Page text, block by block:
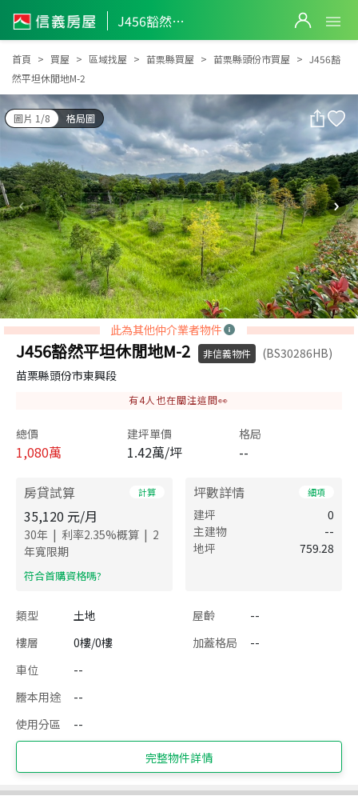
J456豁然平坦休閒地M-2
J456豁然平坦休閒地M-2
首頁 買屋 區域找屋 苗栗縣買屋 苗栗縣頭份市買屋
J456豁
然平坦休閒地M-2
圖片 1/8 格局圖
此為其他仲介業者物件
J456豁然平坦休閒地M-2 非信義物件
(BS30286HB)
苗栗縣頭份市東興段
有4人也在關注這間👀
總價
1,080萬
建坪單價
1.42萬/坪
格局
--
房貸試算 計算
35,120 元/月
30年 | 利率2.35%概算 | 2
年寬限期
​符合首購資格嗎?
坪數詳情 細項
建坪
0
主建物
--
地坪
759.28
類型 土地 屋齡
--
樓層
0樓/0樓 加蓋格局
--
車位
--
謄本用途
--
使用分區
--
完整物件詳情